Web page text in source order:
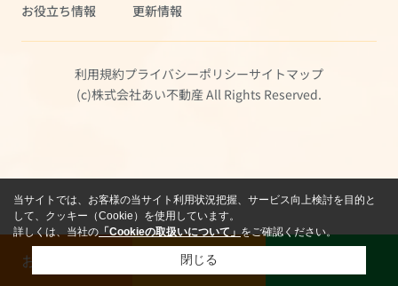
お役立ち情報
更新情報
利用規約プライバシーポリシーサイトマップ
(c)株式会社あい不動産 All Rights Reserved.
お問い合わせ 売却査定
当サイトでは、お客様の当サイト利用状況把握、サービス向上検討を目的と
して、クッキー（Cookie）を使用しています。
詳しくは、当社の「Cookieの取扱いについて」をご確認ください。
閉じる